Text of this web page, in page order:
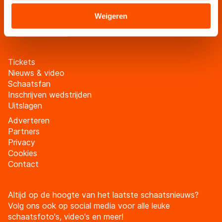
verstrekt of die zij hebben verzameld via hun services.
Sommige partners kunnen gegevens doorgeven aan
landen buiten de EU, zoals de VS, waar mogelijk geen
adequaat beschermingsniveau geldt volgens de GDPR.
overdracht. Meer informatie vindt u in ons
Weigeren
schaatsfanmailing
Meld je aan
Tickets
Nieuws & video
Schaatsfan
Inschrijven wedstrijden
Uitslagen
Adverteren
Partners
Privacy
Cookies
Contact
Altijd op de hoogte van het laatste schaatsnieuws?
Volg ons ook op social media voor alle leuke
schaatsfoto's, video's en meer!